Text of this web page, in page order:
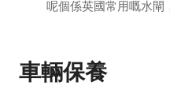
呢個係英國常用嘅水閘
車輛保養